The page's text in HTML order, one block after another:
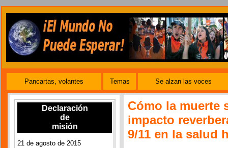
Pancartas, volantes Temas Se alzan las voces
Declaración
de
misión
21 de agosto de 2015
Cómo la muerte
impacto
9/11 en la salud